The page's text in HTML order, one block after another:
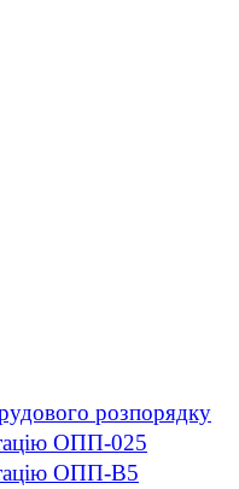
розпорядку
ОПП-025
ОПП-B5